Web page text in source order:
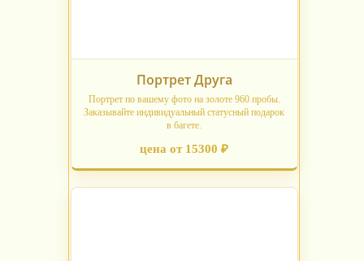
Портрет Друга
Портрет по вашему фото на золоте 960 пробы.
Заказывайте индивидуальный статусный подарок
в багете.
цена от 15300 ₽